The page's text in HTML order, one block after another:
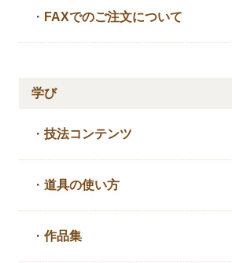
・ FAXでのご注文について
学び
・技法コンテンツ
・道具の使い方
・作品集